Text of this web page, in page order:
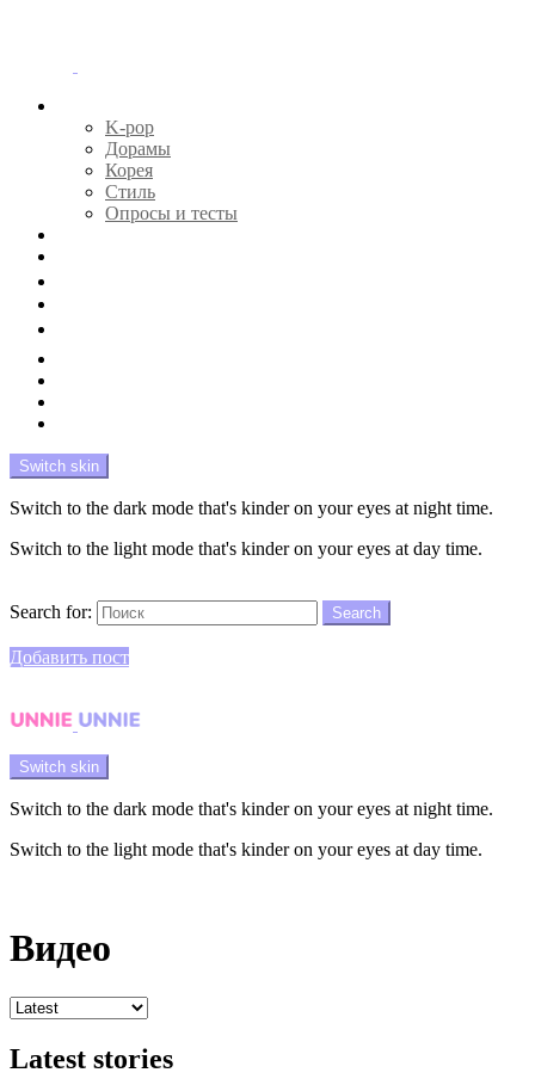
K-pop
Дорамы
Корея
Стиль
Опросы и тесты
Switch skin
Switch to the dark mode that's kinder on your eyes at night time.
Switch to the light mode that's kinder on your eyes at day time.
Search for:
Search
Добавить пост
Switch skin
Switch to the dark mode that's kinder on your eyes at night time.
Switch to the light mode that's kinder on your eyes at day time.
Видео
Latest stories